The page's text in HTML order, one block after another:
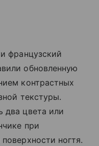
французский
обновленную
контрастных
текстуры.
два цвета или
при
ногтя.